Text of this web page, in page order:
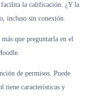
facilita la calificación. ¿Y la
incluso sin conexión.
que preguntarla en el
de permisos. Puede
tiene características y